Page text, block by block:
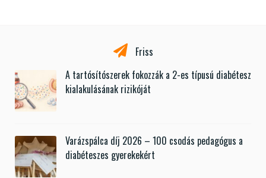
Friss
A tartósítószerek fokozzák a 2-es típusú diabétesz
kialakulásának rizikóját
Varázspálca díj 2026 – 100 csodás pedagógus a
diabéteszes gyerekekért